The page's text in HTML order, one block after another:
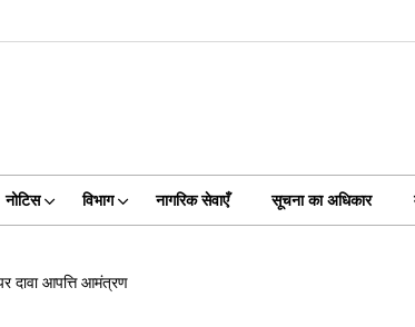
नोटिस विभाग नागरिक सेवाएँ सूचना का अधिकार
दावा आपत्ति आमंत्रण